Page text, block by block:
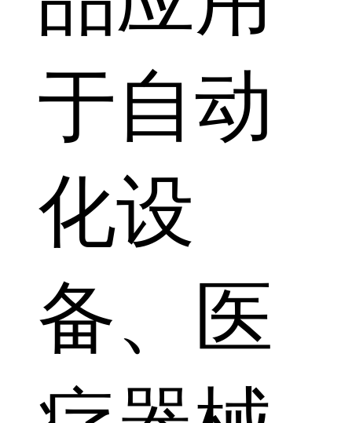
于自动
化设
备、医